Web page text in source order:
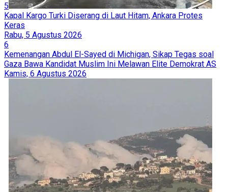
5
Kapal Kargo Turki Diserang di Laut Hitam, Ankara Protes
Keras
Rabu, 5 Agustus 2026
6
Kemenangan Abdul El-Sayed di Michigan, Sikap Tegas soal
Gaza Bawa Kandidat Muslim Ini Melawan Elite Demokrat AS
Kamis, 6 Agustus 2026